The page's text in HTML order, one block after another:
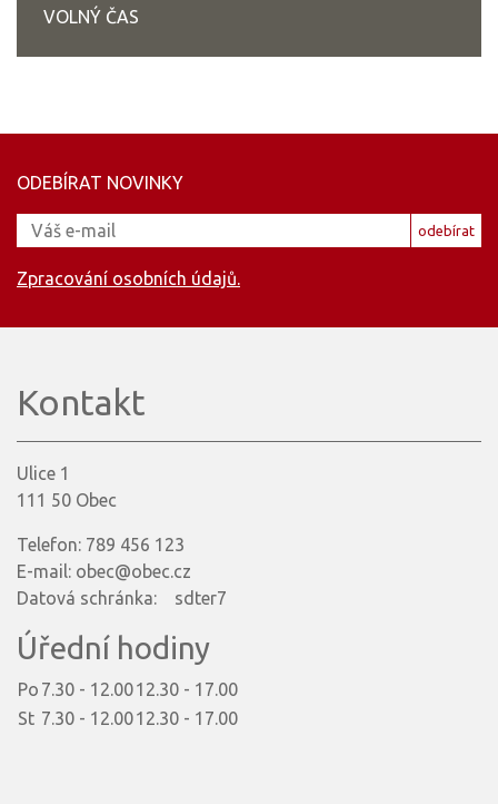
VOLNÝ ČAS
ODEBÍRAT NOVINKY
odebírat
Zpracování osobních údajů.
Kontakt
Ulice 1
111 50 Obec
Telefon: 789 456 123
E-mail: obec@obec.cz
Datová schránka: sdter7
Úřední hodiny
Po 7.30 - 12.0012.30 - 17.00
St 7.30 - 12.0012.30 - 17.00